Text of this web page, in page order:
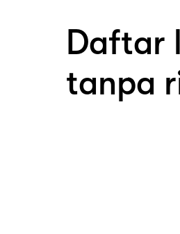
Daftar
tanpa